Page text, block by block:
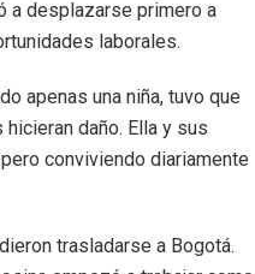
a desplazarse primero a
laborales.
apenas una niña, tuvo que
daño. Ella y sus
conviviendo diariamente
trasladarse a Bogotá.